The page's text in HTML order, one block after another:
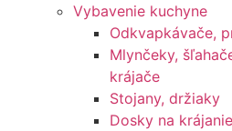
Vybavenie kuchyne
Odkvapkávače,
Mlynčeky,
krájače
Stojany, držiaky
Dosky na